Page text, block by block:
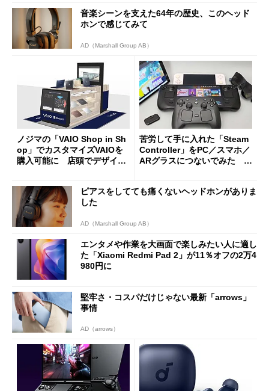
音楽シーンを支えた64年の歴史、このヘッド
ホンで感じてみて
AD（Marshall Group AB）
ノジマの「VAIO Shop in Sh
op」でカスタマイズVAIOを
購入可能に 店頭でデザイン
苦労して手に入れた「Steam
Controller」をPC／スマホ／
ARグラスにつないでみた ゲ
ピアスをしてても痛くないヘッドホンがありま
した
AD（Marshall Group AB）
エンタメや作業を大画面で楽しみたい人に適し
た「Xiaomi Redmi Pad 2」が11％オフの2万4
980円に
堅牢さ・コスパだけじゃない最新「arrows」
事情
AD（arrows）